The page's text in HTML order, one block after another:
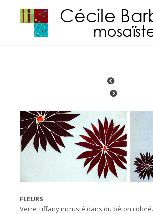
FLEURS
Verre Tiffany incrusté dans du béton coloré.